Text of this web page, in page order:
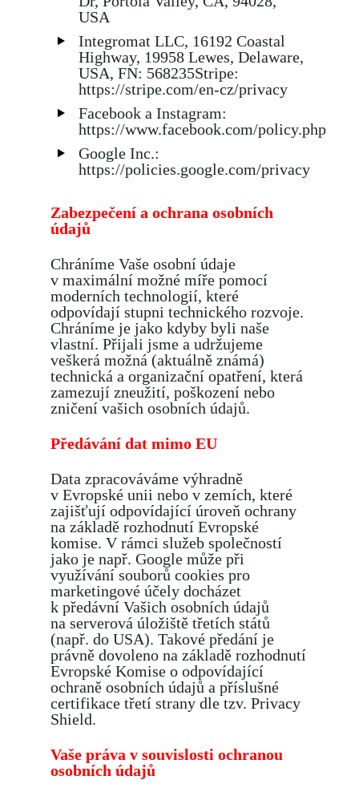
USA
Integromat LLC, 16192 Coastal
Highway, 19958 Lewes, Delaware,
USA, FN: 568235Stripe:
https://stripe.com/en-cz/privacy
Facebook a Instagram:
https://www.facebook.com/policy.php
Google Inc.:
https://policies.google.com/privacy
Zabezpečení a ochrana osobních
údajů
Chráníme Vaše osobní údaje
v maximální možné míře pomocí
moderních technologií, které
odpovídají stupni technického rozvoje.
Chráníme je jako kdyby byli naše
vlastní. Přijali jsme a udržujeme
veškerá možná (aktuálně známá)
technická a organizační opatření, která
zamezují zneužití, poškození nebo
zničení vašich osobních údajů.
Předávání dat mimo EU
Data zpracováváme výhradně
v Evropské unii nebo v zemích, které
zajišťují odpovídající úroveň ochrany
na základě rozhodnutí Evropské
komise. V rámci služeb společností
jako je např. Google může při
využívání souborů cookies pro
marketingové účely docházet
k předávní Vašich osobních údajů
na serverová úložiště třetích států
(např. do USA). Takové předání je
právně dovoleno na základě rozhodnutí
Evropské Komise o odpovídající
ochraně osobních údajů a příslušné
certifikace třetí strany dle tzv. Privacy
Shield.
Vaše práva v souvislosti ochranou
osobních údajů